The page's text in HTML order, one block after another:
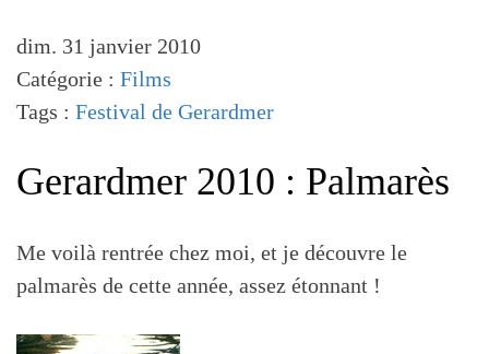
dim. 31 janvier 2010
Catégorie : Films
Tags : Festival de Gerardmer
Gerardmer 2010 : Palmarès
Me voilà rentrée chez moi, et je découvre le
palmarès de cette année, assez étonnant !